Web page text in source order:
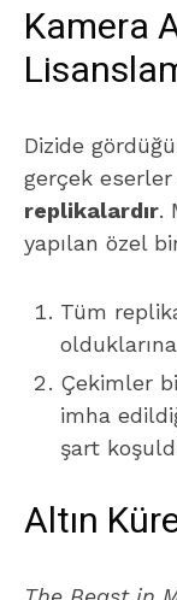
Kamera
Dizide
gerçek
replikalardır.
yapılan özel
Tüm
Çekimler
imha
şart
Altın